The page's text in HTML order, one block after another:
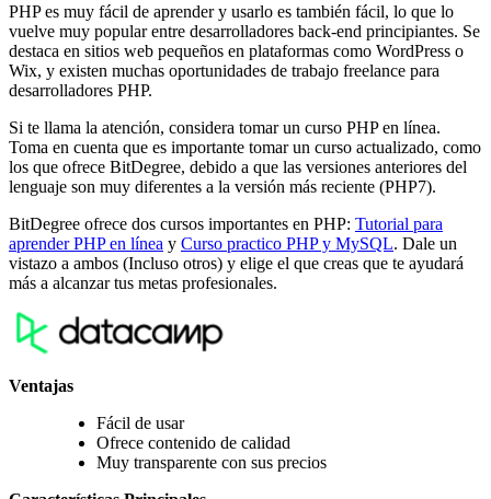
PHP es muy fácil de aprender y usarlo es también fácil, lo que lo
vuelve muy popular entre desarrolladores back-end principiantes. Se
destaca en sitios web pequeños en plataformas como WordPress o
Wix, y existen muchas oportunidades de trabajo freelance para
desarrolladores PHP.
Si te llama la atención, considera tomar un curso PHP en línea.
Toma en cuenta que es importante tomar un curso actualizado, como
los que ofrece BitDegree, debido a que las versiones anteriores del
lenguaje son muy diferentes a la versión más reciente (PHP7).
BitDegree ofrece dos cursos importantes en PHP: Tutorial para
aprender PHP en línea y Curso practico PHP y MySQL. Dale un
vistazo a ambos (Incluso otros) y elige el que creas que te ayudará
más a alcanzar tus metas profesionales.
Ventajas
Fácil de usar
Ofrece contenido de calidad
Muy transparente con sus precios